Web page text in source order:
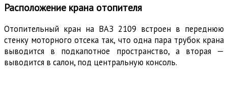
Расположение крана отопителя
Отопительный кран на ВАЗ 2109 встроен в переднюю
стенку моторного отсека так, что одна пара трубок крана
выводится в подкапотное пространство, а вторая —
выводится в салон, под центральную консоль.